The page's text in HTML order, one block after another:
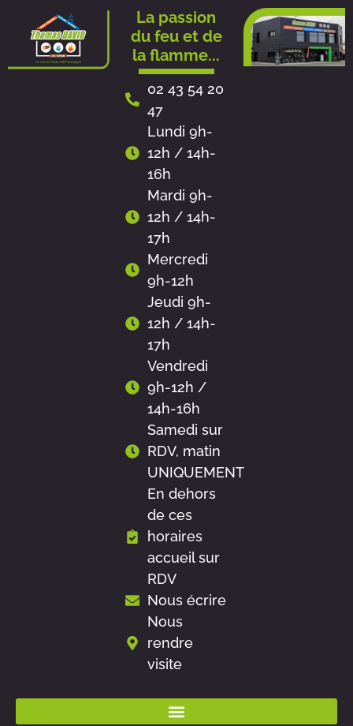
contenu
La passion
du feu et de
la flamme...
02 43 54 20
47
Lundi 9h-
12h / 14h-
16h
Mardi 9h-
12h / 14h-
17h
Mercredi
9h-12h
Jeudi 9h-
12h / 14h-
17h
Vendredi
9h-12h /
14h-16h
Samedi sur
RDV, matin
UNIQUEMENT
En dehors
de ces
horaires
accueil sur
RDV
Nous écrire
Nous
rendre
visite